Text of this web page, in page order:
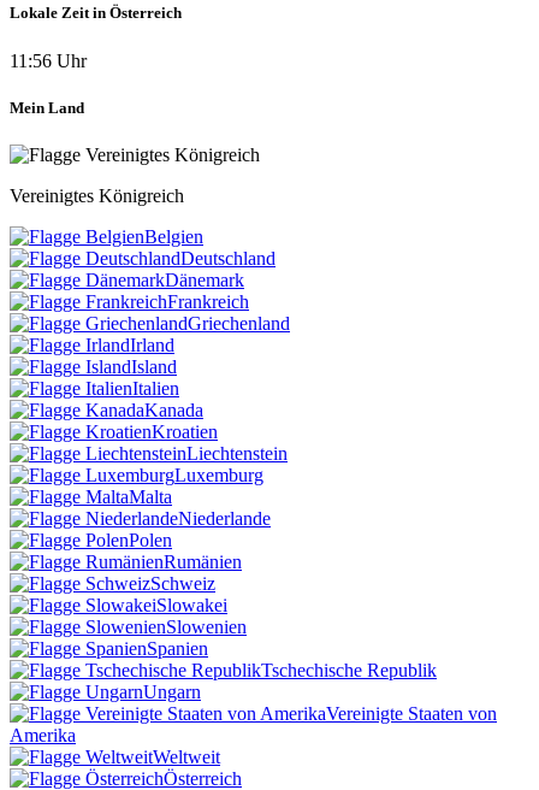
Lokale Zeit in Österreich
11:56 Uhr
Mein Land
Vereinigtes Königreich
Belgien
Deutschland
Dänemark
Frankreich
Griechenland
Irland
Island
Italien
Kanada
Kroatien
Liechtenstein
Luxemburg
Malta
Niederlande
Polen
Rumänien
Schweiz
Slowakei
Slowenien
Spanien
Tschechische Republik
Ungarn
Vereinigte Staaten von
Amerika
Weltweit
Österreich